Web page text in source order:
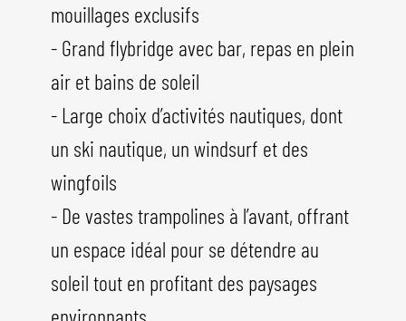
mouillages exclusifs
- Grand flybridge avec bar, repas en plein
air et bains de soleil
- Large choix d’activités nautiques, dont
un ski nautique, un windsurf et des
wingfoils
- De vastes trampolines à l’avant, offrant
un espace idéal pour se détendre au
soleil tout en profitant des paysages